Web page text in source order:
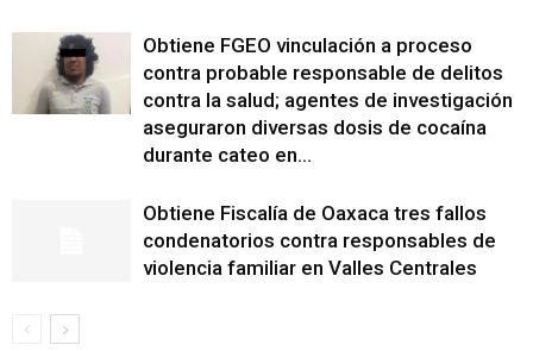
Obtiene FGEO vinculación a proceso
contra probable responsable de delitos
contra la salud; agentes de investigación
aseguraron diversas dosis de cocaína
durante cateo en...
Obtiene Fiscalía de Oaxaca tres fallos
condenatorios contra responsables de
violencia familiar en Valles Centrales